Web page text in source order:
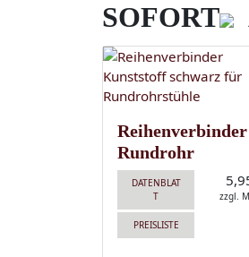
SOFORT
Reihenverbinder
Rundrohr
DATENBLAT
T
PREISLISTE
zzgl.